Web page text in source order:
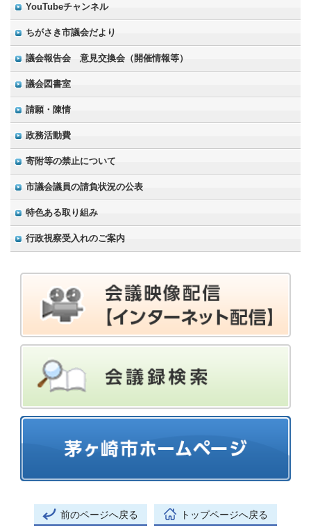
YouTubeチャンネル
ちがさき市議会だより
議会報告会 意見交換会（開催情報等）
議会図書室
請願・陳情
政務活動費
寄附等の禁止について
市議会議員の請負状況の公表
特色ある取り組み
行政視察受入れのご案内
前のページへ戻る トップページへ戻る